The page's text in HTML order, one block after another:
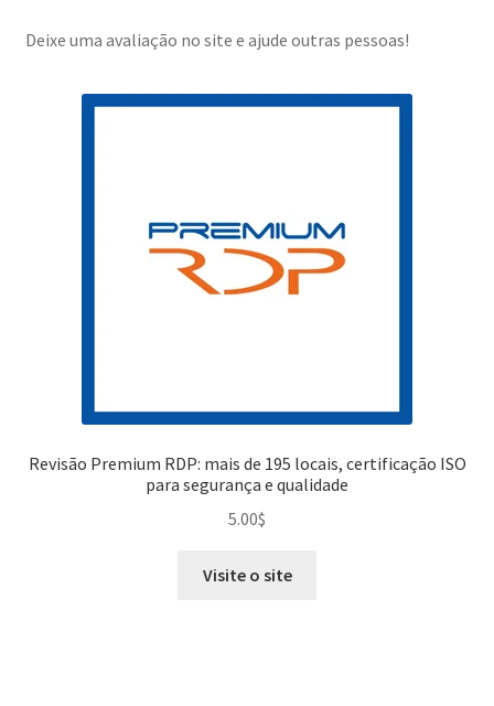
Deixe uma avaliação no site e ajude outras pessoas!
Revisão Premium RDP: mais de 195 locais, certificação ISO
para segurança e qualidade
5.00$
Visite o site